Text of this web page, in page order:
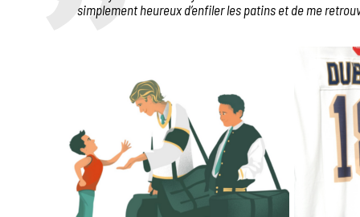
simplement heureux d’enfiler les patins et de me